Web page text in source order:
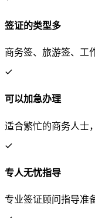
签证的类型多
商务签、旅游签、工
可以加急办理
适合繁忙的商务人士
专人无忧指导
专业签证顾问指导准